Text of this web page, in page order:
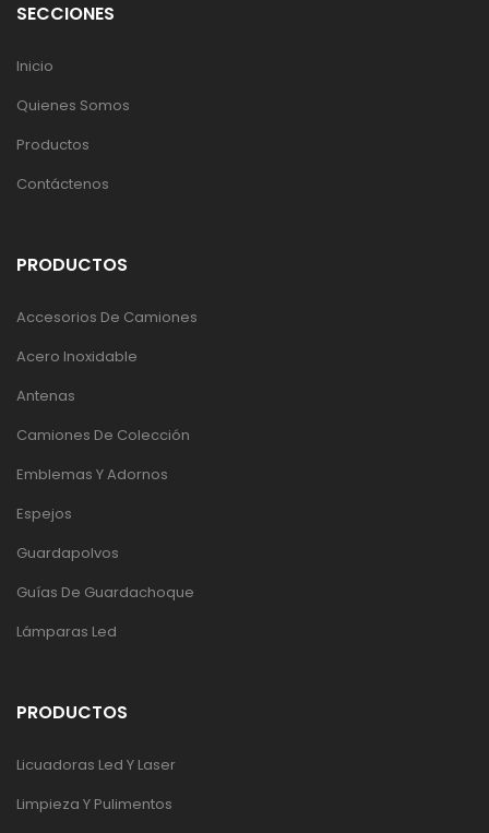
SECCIONES
Inicio
Quienes Somos
Productos
Contáctenos
PRODUCTOS
Accesorios De Camiones
Acero Inoxidable
Antenas
Camiones De Colección
Emblemas Y Adornos
Espejos
Guardapolvos
Guías De Guardachoque
Lámparas Led
PRODUCTOS
Licuadoras Led Y Laser
Limpieza Y Pulimentos